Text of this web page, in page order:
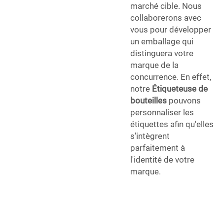
marché cible. Nous
collaborerons avec
vous pour développer
un emballage qui
distinguera votre
marque de la
concurrence. En effet,
notre Étiqueteuse de
bouteilles pouvons
personnaliser les
étiquettes afin qu'elles
s'intègrent
parfaitement à
l'identité de votre
marque.